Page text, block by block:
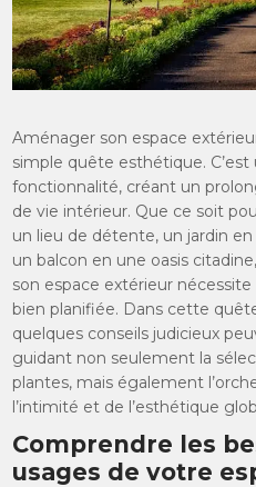
Aménager son espace
simple quête esthétique.
fonctionnalité, créant un
de vie intérieur. Que ce soit
un lieu de détente, un jardin
un balcon en une oasis
son espace extérieur
bien planifiée. Dans cette
quelques conseils judicieux
guidant non seulement la
plantes, mais également
l’intimité et de l’esthétique
Comprendre les
usages de votre